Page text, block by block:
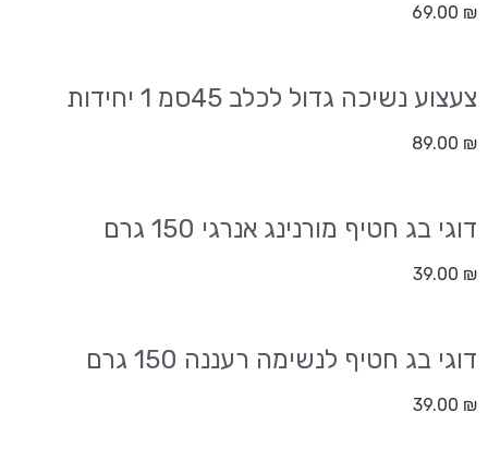
69.00 ₪
צעצוע נשיכה גדול לכלב 45סמ 1 יחידות
89.00 ₪
דוגי בג חטיף מורנינג אנרגי 150 גרם
39.00 ₪
דוגי בג חטיף לנשימה רעננה 150 גרם
39.00 ₪